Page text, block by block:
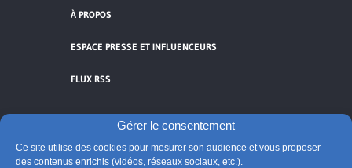
Gérer le consentement
Ce site utilise des cookies pour mesurer son audience et vous proposer
des contenus enrichis (vidéos, réseaux sociaux, etc.).
À PROPOS
ESPACE PRESSE ET INFLUENCEURS
FLUX RSS
Cliquez pour accepter les cookies de